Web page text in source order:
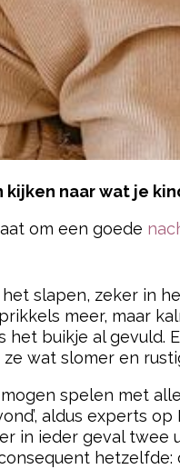
kijken naar wat je
om een goede
slapen, zeker in
meer, maar
buikje al gevuld.
wat slomer en
spelen met
aldus experts op
in ieder geval